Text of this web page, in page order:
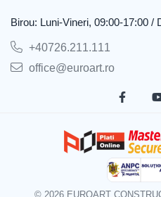
Birou: Luni-Vineri, 09:00-17:00 /
+40726.211.111
office@euroart.ro
© 2026 EUROART